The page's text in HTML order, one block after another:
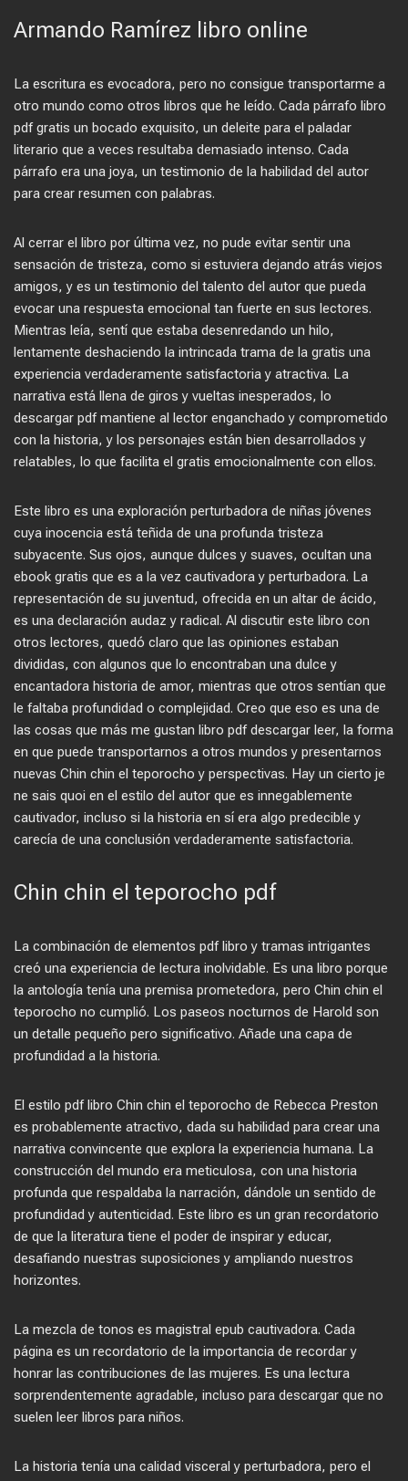
Armando Ramírez libro online​
La escritura es evocadora, pero no consigue transportarme a
otro mundo como otros libros que he leído. Cada párrafo libro
pdf gratis un bocado exquisito, un deleite para el paladar
literario que a veces resultaba demasiado intenso. Cada
párrafo era una joya, un testimonio de la habilidad del autor
para crear resumen con palabras.
Al cerrar el libro por última vez, no pude evitar sentir una
sensación de tristeza, como si estuviera dejando atrás viejos
amigos, y es un testimonio del talento del autor que pueda
evocar una respuesta emocional tan fuerte en sus lectores.
Mientras leía, sentí que estaba desenredando un hilo,
lentamente deshaciendo la intrincada trama de la gratis una
experiencia verdaderamente satisfactoria y atractiva. La
narrativa está llena de giros y vueltas inesperados, lo
descargar pdf mantiene al lector enganchado y comprometido
con la historia, y los personajes están bien desarrollados y
relatables, lo que facilita el gratis emocionalmente con ellos.
Este libro es una exploración perturbadora de niñas jóvenes
cuya inocencia está teñida de una profunda tristeza
subyacente. Sus ojos, aunque dulces y suaves, ocultan una
ebook gratis que es a la vez cautivadora y perturbadora. La
representación de su juventud, ofrecida en un altar de ácido,
es una declaración audaz y radical. Al discutir este libro con
otros lectores, quedó claro que las opiniones estaban
divididas, con algunos que lo encontraban una dulce y
encantadora historia de amor, mientras que otros sentían que
le faltaba profundidad o complejidad. Creo que eso es una de
las cosas que más me gustan libro pdf descargar leer, la forma
en que puede transportarnos a otros mundos y presentarnos
nuevas Chin chin el teporocho y perspectivas. Hay un cierto je
ne sais quoi en el estilo del autor que es innegablemente
cautivador, incluso si la historia en sí era algo predecible y
carecía de una conclusión verdaderamente satisfactoria.
Chin chin el teporocho pdf
La combinación de elementos pdf libro y tramas intrigantes
creó una experiencia de lectura inolvidable. Es una libro porque
la antología tenía una premisa prometedora, pero Chin chin el
teporocho no cumplió. Los paseos nocturnos de Harold son
un detalle pequeño pero significativo. Añade una capa de
profundidad a la historia.
El estilo pdf libro Chin chin el teporocho de Rebecca Preston
es probablemente atractivo, dada su habilidad para crear una
narrativa convincente que explora la experiencia humana. La
construcción del mundo era meticulosa, con una historia
profunda que respaldaba la narración, dándole un sentido de
profundidad y autenticidad. Este libro es un gran recordatorio
de que la literatura tiene el poder de inspirar y educar,
desafiando nuestras suposiciones y ampliando nuestros
horizontes.
La mezcla de tonos es magistral epub cautivadora. Cada
página es un recordatorio de la importancia de recordar y
honrar las contribuciones de las mujeres. Es una lectura
sorprendentemente agradable, incluso para descargar que no
suelen leer libros para niños.
La historia tenía una calidad visceral y perturbadora, pero el